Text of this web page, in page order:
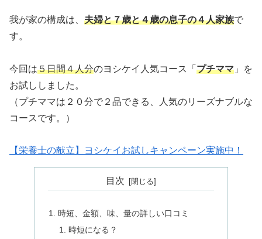
我が家の構成は、 夫婦と７歳と４歳の息子の４人家族で
す。
今回は５日間４人分のヨシケイ人気コース「 プチママ 」を
お試ししました。
（プチママは２０分で２品できる、人気のリーズナブルな
コースです。）
【栄養士の献立】ヨシケイお試しキャンペーン実施中！
目次
時短、金額、味、量の詳しい口コミ
時短になる？